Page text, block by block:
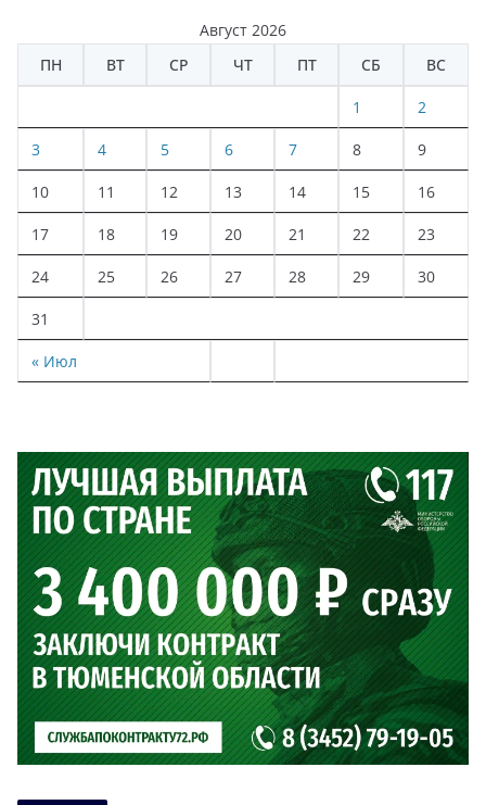
Август 2026
ПН
ВТ СР ЧТ ПТ СБ ВС
« Июл
1 2
3 4 5 6 7 8 9
10 11 12 13 14 15 16
17 18 19 20 21 22 23
24 25 26 27 28 29 30
31